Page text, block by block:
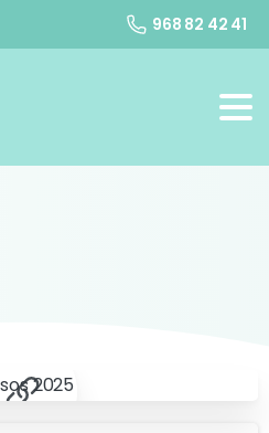
968 82 42 41